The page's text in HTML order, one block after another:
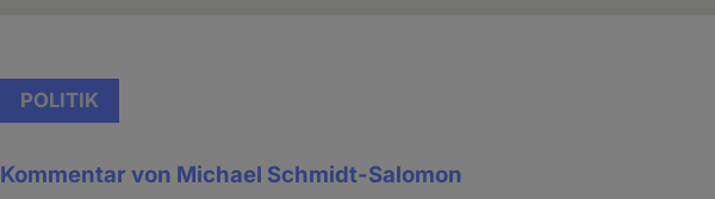
POLITIK
Kommentar von Michael Schmidt-Salomon